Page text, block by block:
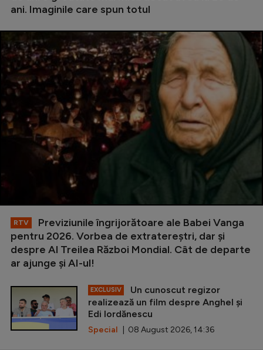
ani. Imaginile care spun totul
RTV
Previziunile îngrijorătoare ale Babei Vanga
pentru 2026. Vorbea de extratereștri, dar și
despre Al Treilea Război Mondial. Cât de departe
ar ajunge și AI-ul!
EXCLUSIV
Un cunoscut regizor
realizează un film despre Anghel și
Edi Iordănescu
Special | 08 August 2026, 14:36